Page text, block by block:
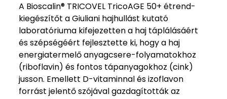
A Bioscalin® TRICOVEL TricoAGE 50+ étrend-
kiegészítőt a Giuliani hajhullást kutató
laboratóriuma kifejezetten a haj táplálásáért
és szépségéért fejlesztette ki, hogy a haj
energiatermelő anyagcsere-folyamatokhoz
(riboflavin) és fontos tápanyagokhoz (cink)
jusson. Emellett D-vitaminnal és izoflavon
forrást jelentő szójával gazdagították az